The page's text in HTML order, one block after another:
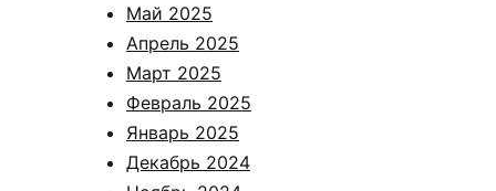
Май 2025
Апрель 2025
Март 2025
Февраль 2025
Январь 2025
Декабрь 2024